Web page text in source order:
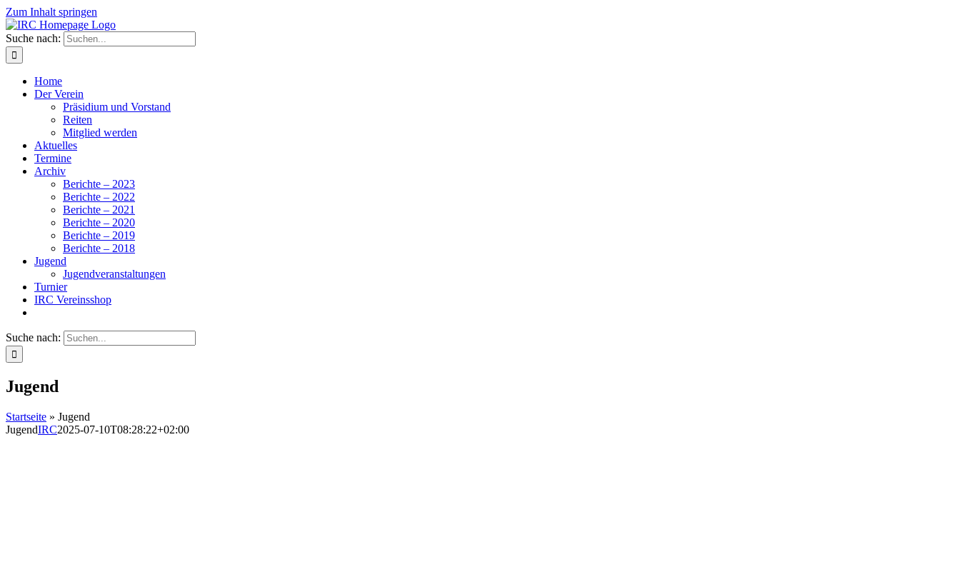
Zum Inhalt springen
Suche nach:
Home
Der Verein
Präsidium und Vorstand
Reiten
Mitglied werden
Aktuelles
Termine
Archiv
Berichte – 2023
Berichte – 2022
Berichte – 2021
Berichte – 2020
Berichte – 2019
Berichte – 2018
Jugend
Jugendveranstaltungen
Turnier
IRC Vereinsshop
Suche nach:
Jugend
Startseite » Jugend
JugendIRC2025-07-10T08:28:22+02:00